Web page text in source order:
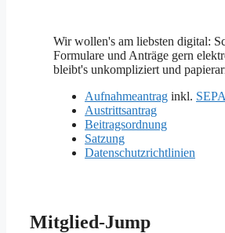
Wir wollen's am liebsten digital:
Formulare und Anträge gern
bleibt's unkompliziert und
Aufnahmeantrag inkl.
Austrittsantrag
Beitragsordnung
Satzung
Datenschutzrichtlinien
Mitglied-Jump